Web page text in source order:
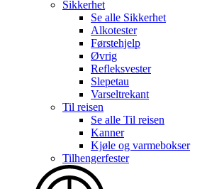
Sikkerhet
Se alle Sikkerhet
Alkotester
Førstehjelp
Øvrig
Refleksvester
Slepetau
Varseltrekant
Til reisen
Se alle Til reisen
Kanner
Kjøle og varmebokser
Tilhengerfester